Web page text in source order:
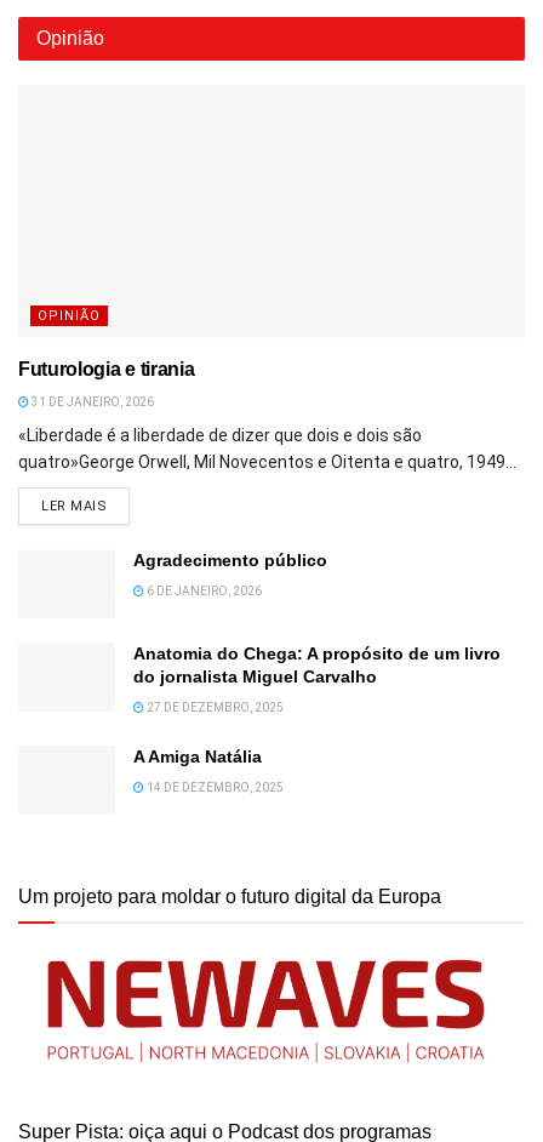
Opinião
OPINIÃO
Futurologia e tirania
31 DE JANEIRO, 2026
«Liberdade é a liberdade de dizer que dois e dois são
quatro»George Orwell, Mil Novecentos e Oitenta e quatro, 1949...
LER MAIS
Agradecimento público
6 DE JANEIRO, 2026
Anatomia do Chega: A propósito de um livro
do jornalista Miguel Carvalho
27 DE DEZEMBRO, 2025
A Amiga Natália
14 DE DEZEMBRO, 2025
Um projeto para moldar o futuro digital da Europa
Super Pista: oiça aqui o Podcast dos programas